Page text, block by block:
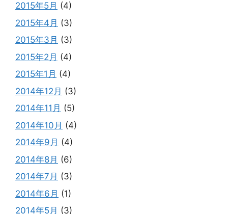
2015年5月 (4)
2015年4月 (3)
2015年3月 (3)
2015年2月 (4)
2015年1月 (4)
2014年12月 (3)
2014年11月 (5)
2014年10月 (4)
2014年9月 (4)
2014年8月 (6)
2014年7月 (3)
2014年6月 (1)
2014年5月 (3)